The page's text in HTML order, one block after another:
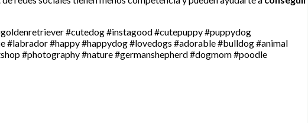
#cutedog #instagood #cutepuppy #puppydog
#happy #happydog #lovedogs #adorable #bulldog #animal
#photography #nature #germanshepherd #dogmom #poodle